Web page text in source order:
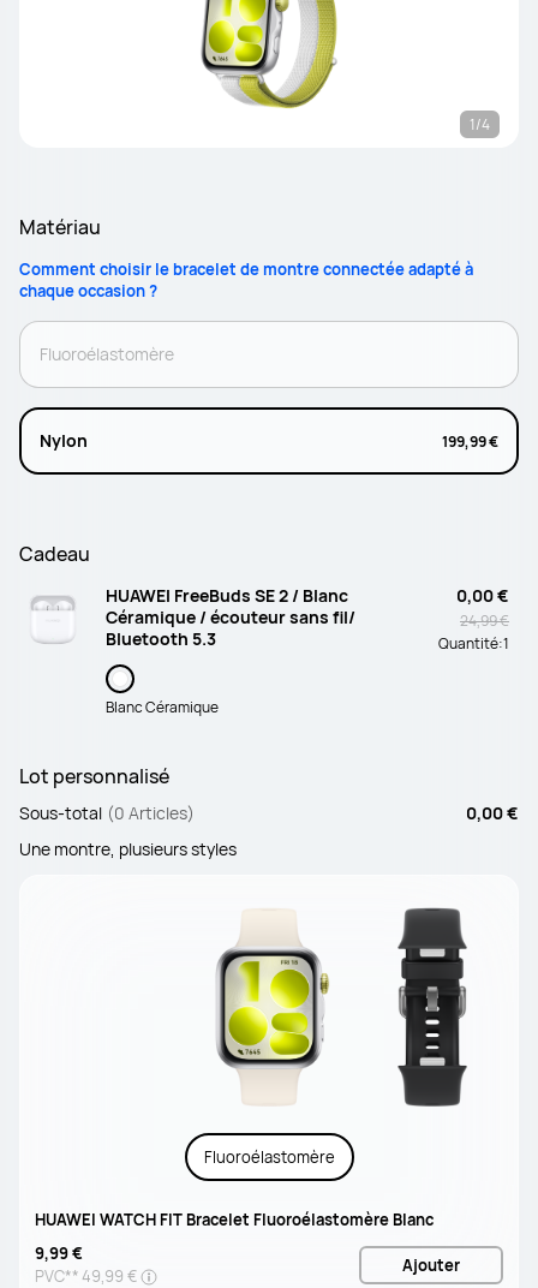
1/4
Matériau
Comment choisir le bracelet de montre connectée adapté à
chaque occasion ?
Fluoroélastomère
Nylon 199,99 €
Cadeau
HUAWEI FreeBuds SE 2 / Blanc
Céramique / écouteur sans fil/
Bluetooth 5.3
Blanc Céramique
0,00 €
24,99 €
Quantité:1
Lot personnalisé
Sous-total (0 Articles)
0,00 €
Une montre, plusieurs styles
Fluoroélastomère
HUAWEI WATCH FIT Bracelet Fluoroélastomère Blanc
9,99 €
PVC**49,99 € Ajouter